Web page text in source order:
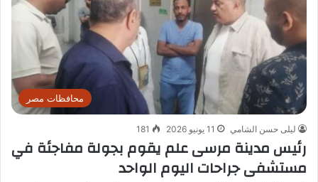
محافظات مصر
ليلى حسن الشامي 11 يونيو 2026 181
رئيس مدينة مرسى علم يقوم بجولة مفاجئة في
مستشفى جراحات اليوم الواحد